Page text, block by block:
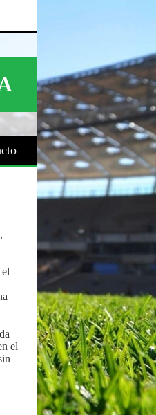
el